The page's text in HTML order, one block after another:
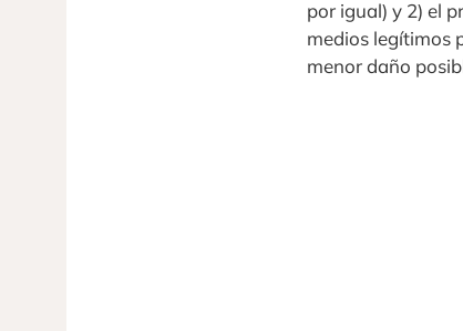
por igual) y 2) el
medios legítimos
menor daño